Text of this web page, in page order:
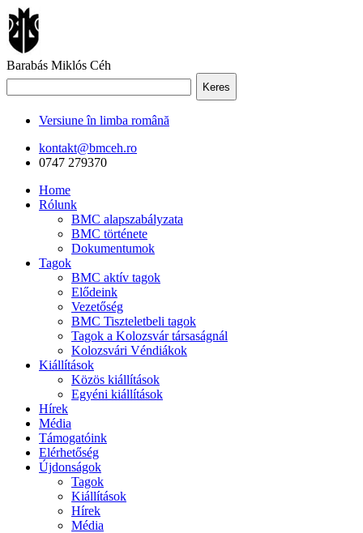
Barabás Miklós Céh
Keres
Versiune în limba română
kontakt@bmceh.ro
0747 279370
Home
Rólunk
BMC alapszabályzata
BMC története
Dokumentumok
Tagok
BMC aktív tagok
Elődeink
Vezetőség
BMC Tiszteletbeli tagok
Tagok a Kolozsvár társaságnál
Kolozsvári Véndiákok
Kiállítások
Közös kiállítások
Egyéni kiállítások
Hírek
Média
Támogatóink
Elérhetőség
Újdonságok
Tagok
Kiállítások
Hírek
Média